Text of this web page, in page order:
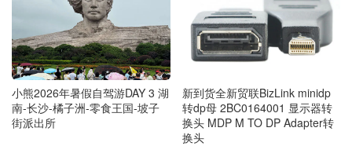
小熊2026年暑假自驾游DAY 3 湖
南-长沙-橘子洲-零食王国-坡子
街派出所
新到货全新贸联BizLink minidp
转dp母 2BC0164001 显示器转
换头 MDP M TO DP Adapter转
换头